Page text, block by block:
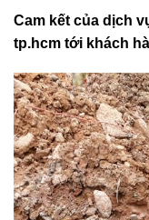
Cam kết của dịch
tp.hcm tới khách